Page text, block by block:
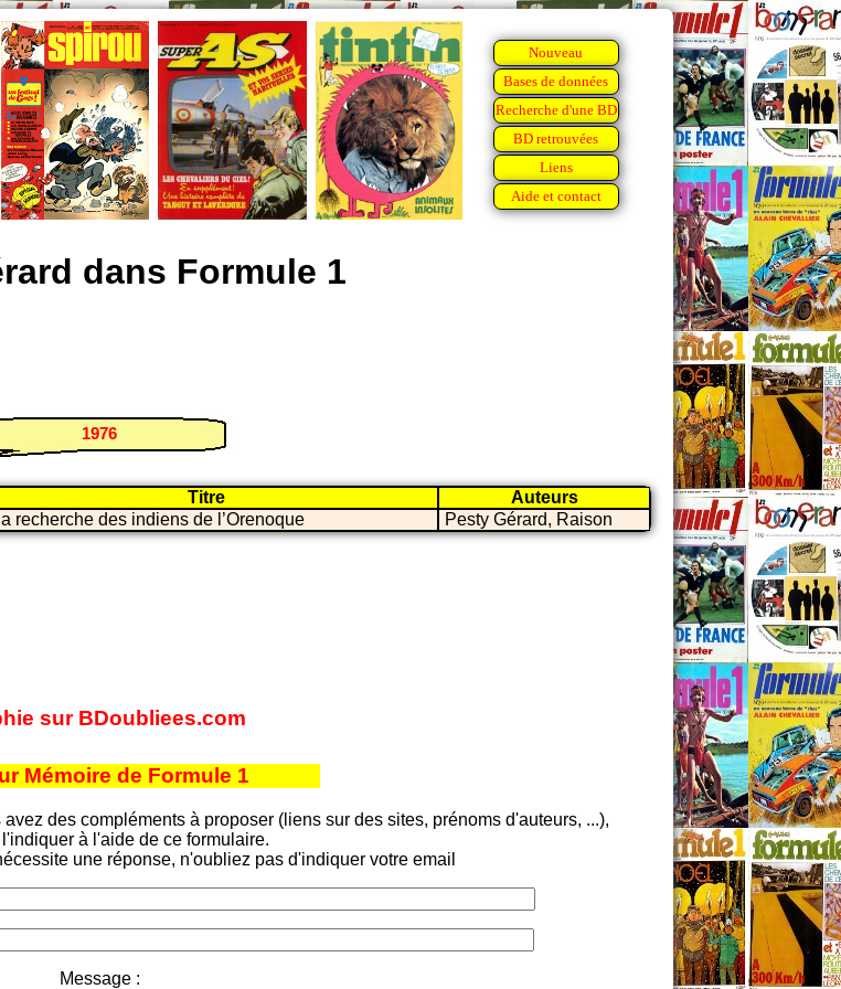
Nouveau
Bases de données
Recherche d'une BD
BD retrouvées
Liens
Aide et contact
dans Formule 1
1976
Titre
Auteurs
recherche des indiens de l’Orenoque Pesty Gérard, Raison
sur BDoubliees.com
Mémoire de Formule 1
des compléments à proposer (liens sur des sites, prénoms d'auteurs, ...),
à l'aide de ce formulaire.
une réponse, n'oubliez pas d'indiquer votre email
Message :